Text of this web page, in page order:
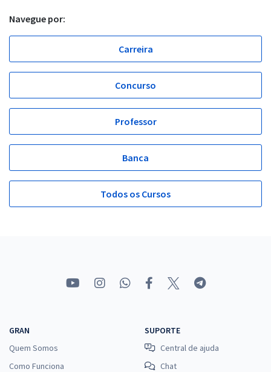
Navegue por:
Carreira
Concurso
Professor
Banca
Todos os Cursos
GRAN
Quem Somos
Como Funciona
SUPORTE
Central de ajuda
Chat